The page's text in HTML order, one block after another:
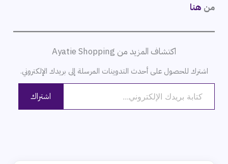
من هنا
اكتشاف المزيد من Ayatie Shopping
اشترك للحصول على أحدث التدوينات المرسلة إلى بريدك الإلكتروني.
كتابة بريدك الإلكتروني...
اشتراك